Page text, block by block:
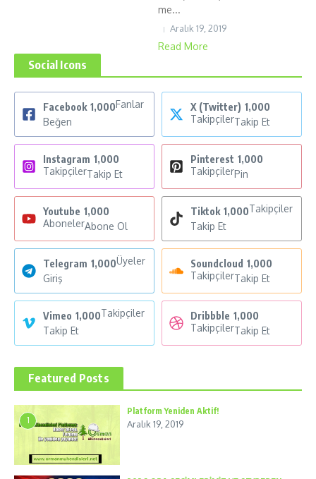
me...
Aralık 19, 2019
Read More
Social Icons
Facebook 1,000Fanlar
Beğen
X (Twitter) 1,000
TakipçilerTakip Et
Instagram 1,000
TakipçilerTakip Et
Pinterest 1,000
TakipçilerPin
Youtube 1,000
AbonelerAbone Ol
Tiktok 1,000Takipçiler
Takip Et
Telegram 1,000Üyeler
Giriş
Soundcloud 1,000
TakipçilerTakip Et
Vimeo 1,000Takipçiler
Takip Et
Dribbble 1,000
TakipçilerTakip Et
Featured Posts
1
Platform Yeniden Aktif!
Aralık 19, 2019